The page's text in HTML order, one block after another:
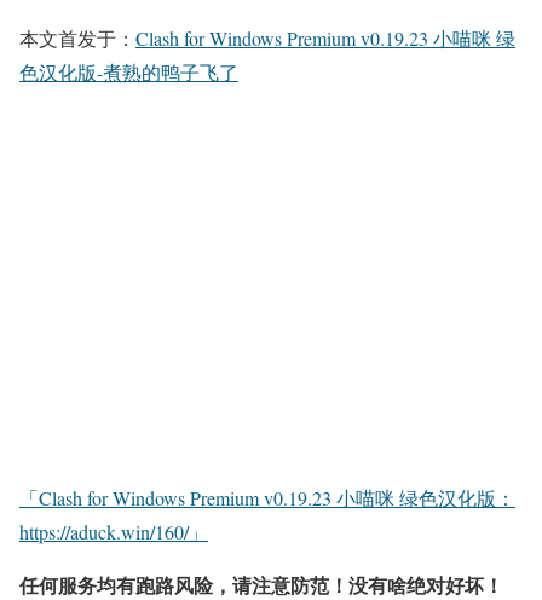
本文首发于： Clash for Windows Premium v0.19.23 小喵咪 绿
色汉化版-煮熟的鸭子飞了
「Clash for Windows Premium v0.19.23 小喵咪 绿色汉化版：
https://aduck.win/160/」
任何服务均有跑路风险，请注意防范！没有啥绝对好坏！